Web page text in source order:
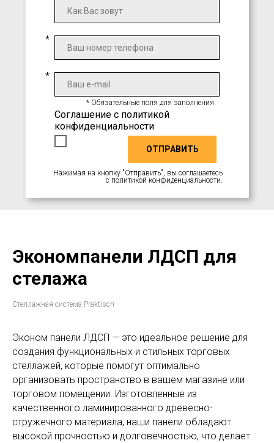
Нажимая на кнопку "Отправить", вы соглашаетесь
c политикой конфиденциальности.
* Обязательные поля для заполнения
*
*
Соглашение с политикой
конфиденциальности
ОТПРАВИТЬ
Экономпанели ЛДСП для
стелажа
Стеллажная система Praktisch
Эконом панели ЛДСП — это идеальное решение для
создания функциональных и стильных торговых
стеллажей, которые помогут оптимально
организовать пространство в вашем магазине или
торговом помещении. Изготовленные из
качественного ламинированного древесно-
стружечного материала, наши панели обладают
высокой прочностью и долговечностью, что делает